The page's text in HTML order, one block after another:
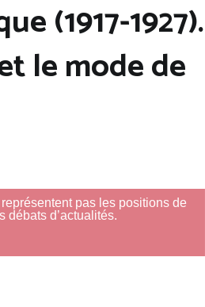
(1917-1927).
le mode de
pas les positions de
débats d’actualités.